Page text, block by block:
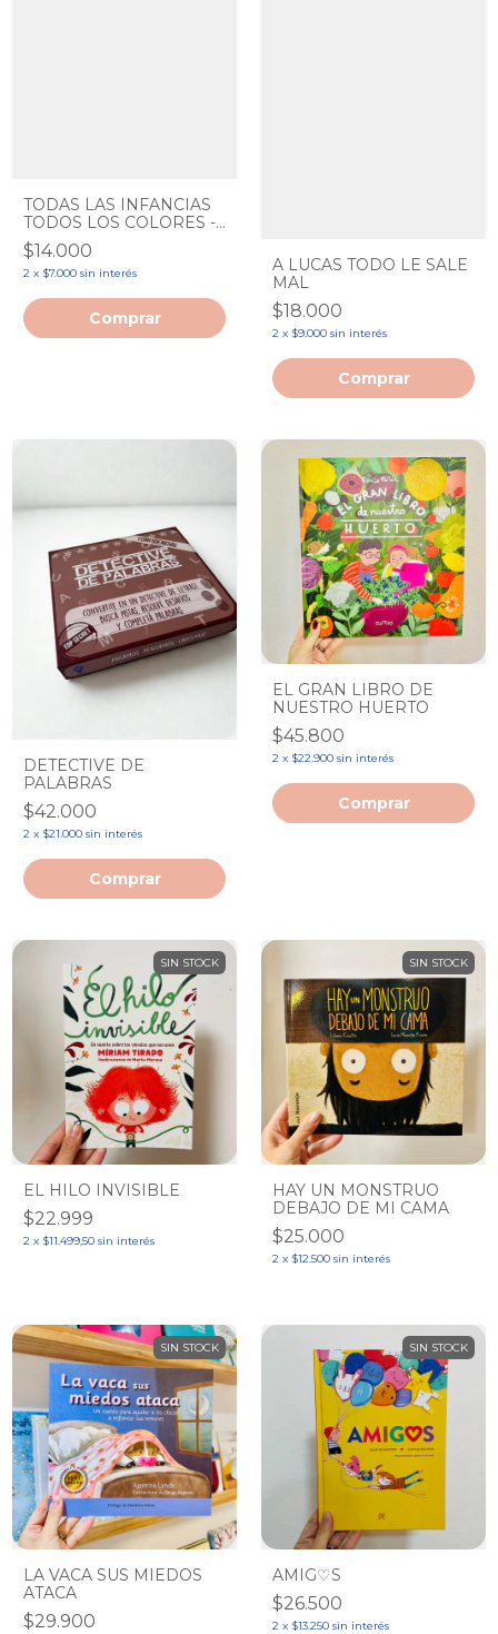
TODAS LAS INFANCIAS
TODOS LOS COLORES -
ESI
$14.000
2 x $7.000 sin interés
A LUCAS TODO LE SALE
MAL
$18.000
2 x $9.000 sin interés
DETECTIVE DE
PALABRAS
$42.000
2 x $21.000 sin interés
EL GRAN LIBRO DE
NUESTRO HUERTO
$45.800
2 x $22.900 sin interés
SIN STOCK
EL HILO INVISIBLE
$22.999
2 x $11.499,50 sin interés
SIN STOCK
HAY UN MONSTRUO
DEBAJO DE MI CAMA
$25.000
2 x $12.500 sin interés
SIN STOCK
LA VACA SUS MIEDOS
ATACA
$29.900
SIN STOCK
AMIG♡S
$26.500
2 x $13.250 sin interés